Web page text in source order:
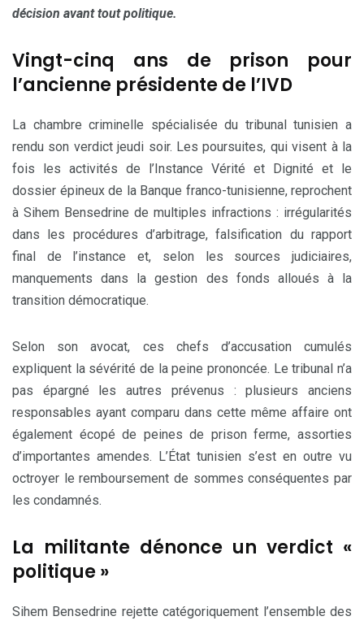
décision avant tout politique.
Vingt-cinq ans de prison pour
l’ancienne présidente de l’IVD
La chambre criminelle spécialisée du tribunal tunisien a
rendu son verdict jeudi soir. Les poursuites, qui visent à la
fois les activités de l’Instance Vérité et Dignité et le
dossier épineux de la Banque franco-tunisienne, reprochent
à Sihem Bensedrine de multiples infractions : irrégularités
dans les procédures d’arbitrage, falsification du rapport
final de l’instance et, selon les sources judiciaires,
manquements dans la gestion des fonds alloués à la
transition démocratique.
Selon son avocat, ces chefs d’accusation cumulés
expliquent la sévérité de la peine prononcée. Le tribunal n’a
pas épargné les autres prévenus : plusieurs anciens
responsables ayant comparu dans cette même affaire ont
également écopé de peines de prison ferme, assorties
d’importantes amendes. L’État tunisien s’est en outre vu
octroyer le remboursement de sommes conséquentes par
les condamnés.
La militante dénonce un verdict «
politique »
Sihem Bensedrine rejette catégoriquement l’ensemble des